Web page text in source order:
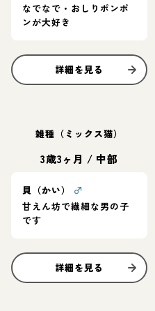
なでなで・おしりポンポ
ンが大好き
詳細を見る
雑種（ミックス猫）
3歳3ヶ月 / 中部
貝（かい）
♂
甘えん坊で繊細な男の子
です
詳細を見る